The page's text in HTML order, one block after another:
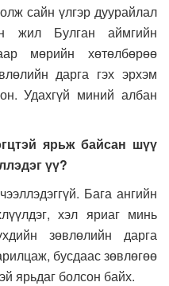
сайн үлгэр дуурайлал
жил Булган аймгийн
мөрийн хөтөлбөрөө
дарга гэх эрхэм
Удахгүй миний албан
ярьж байсан шүү
үү?
Бага ангийн
хэл яриаг минь
зөвлөлийн дарга
бусдаас зөвлөгөө
ярьдаг болсон байх.